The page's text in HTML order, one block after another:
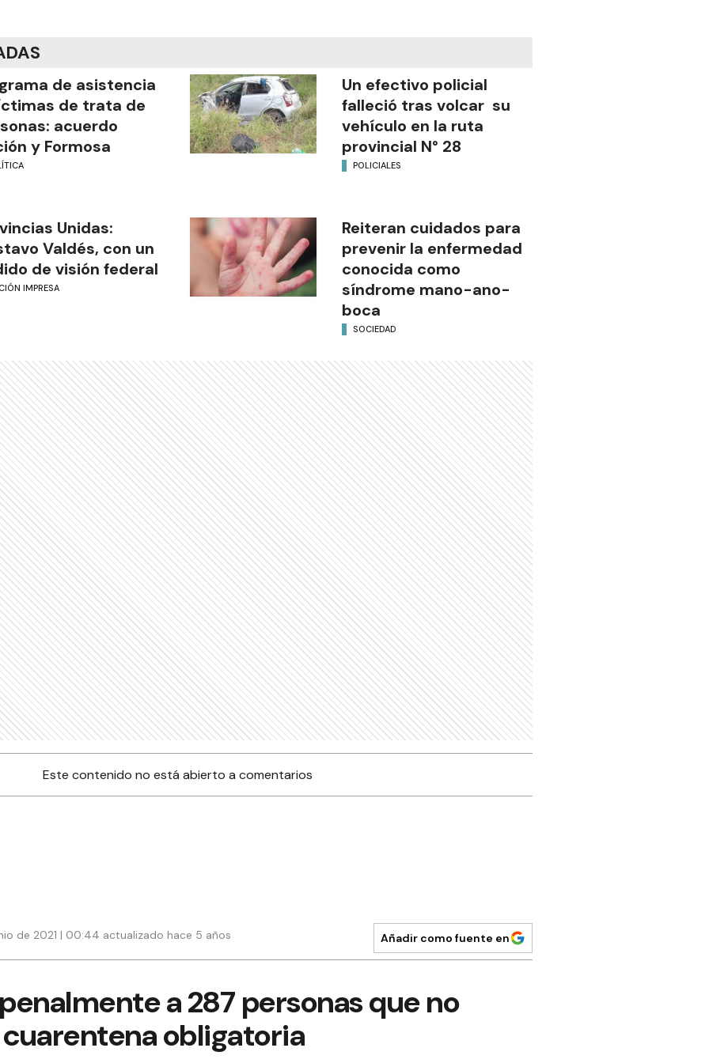
de asistencia
de trata de
acuerdo
y Formosa
Un efectivo policial
falleció tras volcar su
vehículo en la ruta
provincial N° 28
POLICIALES
Unidas:
Valdés, con un
de visión federal
IMPRESA
Reiteran cuidados para
prevenir la enfermedad
conocida como
síndrome mano-ano-
boca
SOCIEDAD
Este contenido no está abierto a comentarios
de 2021 | 00:44 actualizado hace 5 años Añadir como fuente en
a 287 personas que no
obligatoria